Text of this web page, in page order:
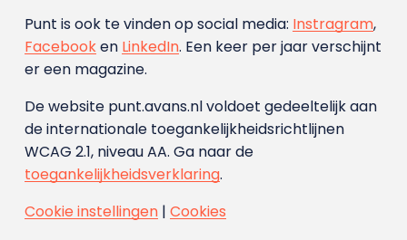
Punt is ook te vinden op social media: Instragram,
Facebooken LinkedIn. Een keer per jaar verschijnt
er een magazine.
De website punt.avans.nl voldoet gedeeltelijk aan
de internationale toegankelijkheidsrichtlijnen
WCAG 2.1, niveau AA. Ga naar de
toegankelijkheidsverklaring.
Cookie instellingen| Cookies